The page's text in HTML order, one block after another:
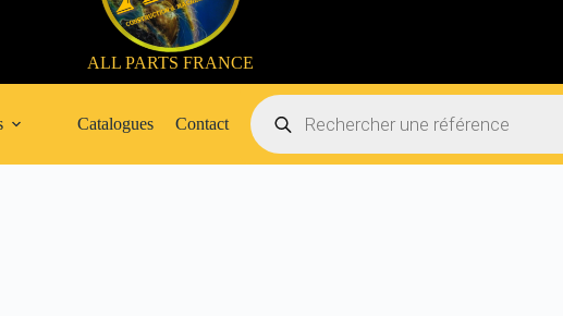
ALL PARTS FRANCE
Catalogues Contact
Recherche
de
produits